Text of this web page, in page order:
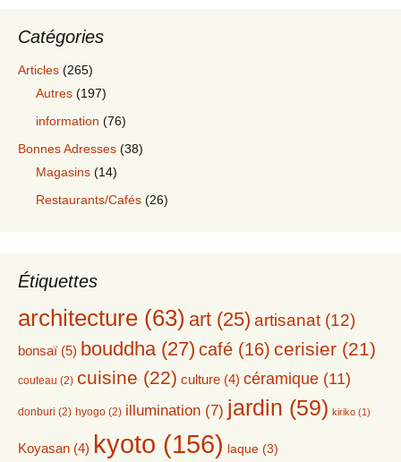
Catégories
Articles (265)
Autres (197)
information (76)
Bonnes Adresses (38)
Magasins (14)
Restaurants/Cafés (26)
Étiquettes
architecture (63) art (25) artisanat (12)
bonsaï(5) bouddha (27) café (16) cerisier (21)
couteau (2) cuisine (22) culture (4) céramique (11)
donburi (2) hyogo (2) illumination (7) jardin (59) kiriko (1)
Koyasan (4) kyoto (156) laque (3)